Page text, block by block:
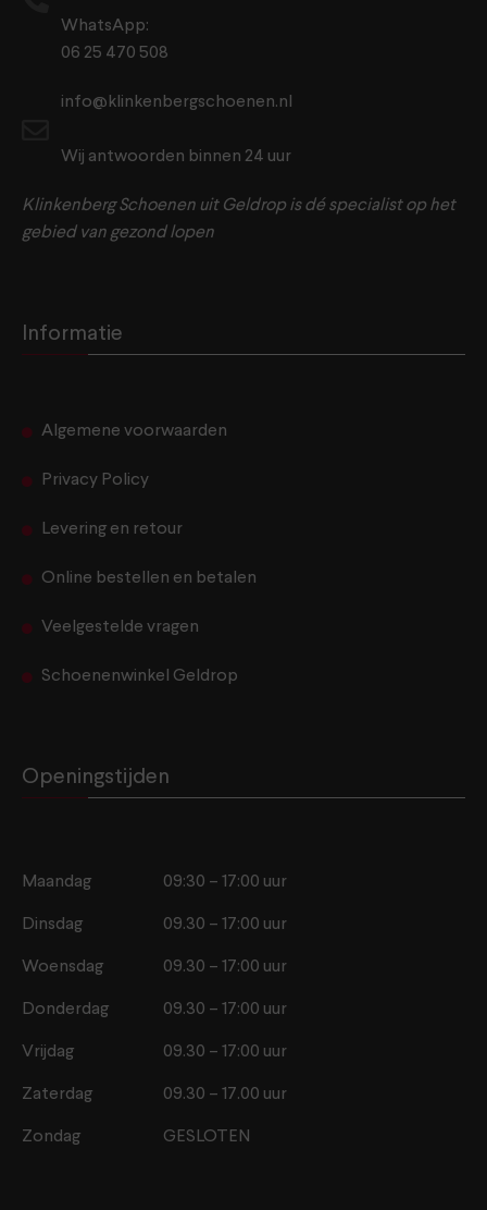
WhatsApp:
06 25 470 508
info@klinkenbergschoenen.nl
Wij antwoorden binnen 24 uur
Klinkenberg Schoenen uit Geldrop is dé specialist op het
gebied van gezond lopen
Informatie
Algemene voorwaarden
Privacy Policy
Levering en retour
Online bestellen en betalen
Veelgestelde vragen
Schoenenwinkel Geldrop
Openingstijden
Maandag 09:30 – 17:00 uur
Dinsdag 09.30 – 17:00 uur
Woensdag 09.30 – 17:00 uur
Donderdag 09.30 – 17:00 uur
Vrijdag 09.30 – 17:00 uur
Zaterdag 09.30 – 17.00 uur
Zondag GESLOTEN